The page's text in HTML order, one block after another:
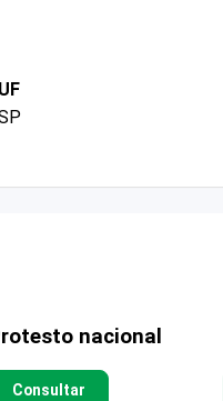
UF
nacional
Consultar